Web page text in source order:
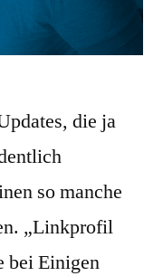
die ja
so manche
„Linkprofil
bei Einigen